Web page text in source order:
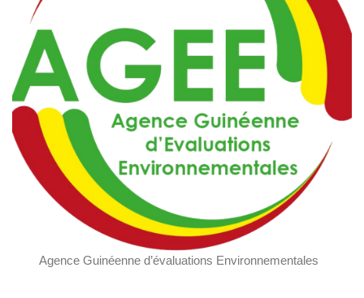
Agence Guinéenne d’évaluations Environnementales